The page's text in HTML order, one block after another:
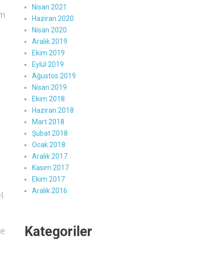
Nisan 2021
Haziran 2020
Nisan 2020
Aralık 2019
Ekim 2019
Eylül 2019
Ağustos 2019
Nisan 2019
Ekim 2018
Haziran 2018
Mart 2018
Şubat 2018
Ocak 2018
Aralık 2017
Kasım 2017
Ekim 2017
Aralık 2016
Kategoriler